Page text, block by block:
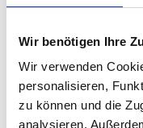
Wir benötigen Ihre
Wir verwenden
personalisieren,
zu können und die
analysieren.